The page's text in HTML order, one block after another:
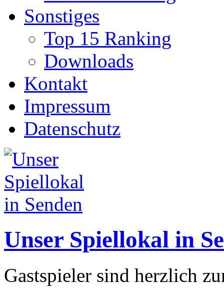
Sonstiges
Top 15 Ranking
Downloads
Kontakt
Impressum
Datenschutz
Unser Spiellokal in
Gastspieler sind herzlich